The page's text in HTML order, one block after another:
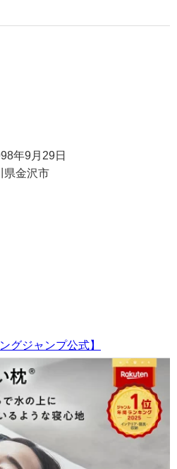
年9月29日
県金沢市
グジャンプ公式】